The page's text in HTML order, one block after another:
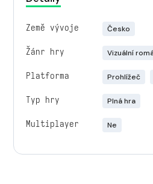
Země vývoje Česko
Žánr hry Vizuální
Platforma Prohlížeč
Typ hry Plná hra
Multiplayer Ne